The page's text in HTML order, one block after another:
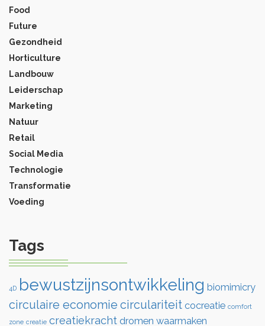
Food
Future
Gezondheid
Horticulture
Landbouw
Leiderschap
Marketing
Natuur
Retail
Social Media
Technologie
Transformatie
Voeding
Tags
4D bewustzijnsontwikkeling biomimicry
circulaire economie circulariteit cocreatie comfort
zone creatie creatiekracht dromen waarmaken